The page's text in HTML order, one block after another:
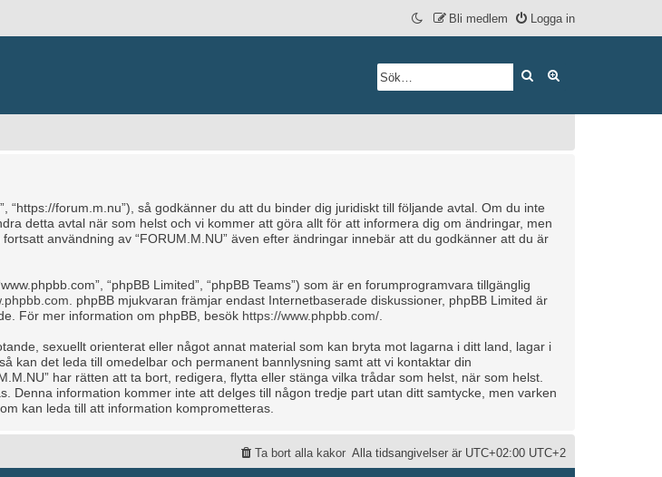
Logga in
Bli medlem
Sök
“https://forum.m.nu”), så godkänner du att du binder dig juridiskt till följande avtal. Om du inte
detta avtal när som helst och vi kommer att göra allt för att informera dig om ändringar, men
användning av “FORUM.M.NU” även efter ändringar innebär att du godkänner att du är
“phpBB Limited”, “phpBB Teams”) som är en forumprogramvara tillgänglig
. phpBB mjukvaran främjar endast Internetbaserade diskussioner, phpBB Limited är
För mer information om phpBB, besök https://www.phpbb.com/
sexuellt orienterat eller något annat material som kan bryta mot lagarna i ditt land, lagar i
kan det leda till omedelbar och permanent bannlysning samt att vi kontaktar din
har rätten att ta bort, redigera, flytta eller stänga vilka trådar som helst, när som helst.
Denna information kommer inte att delges till någon tredje part utan ditt samtycke, men varken
kan leda till att information komprometteras.
Alla tidsangivelser är UTC+02:00 UTC+2
Ta bort alla kakor